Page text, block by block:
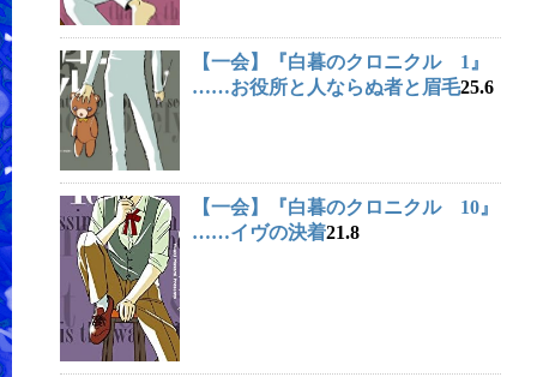
【一会】『白暮のクロニクル 1』
……お役所と人ならぬ者と眉毛25.6
【一会】『白暮のクロニクル 10』
……イヴの決着21.8